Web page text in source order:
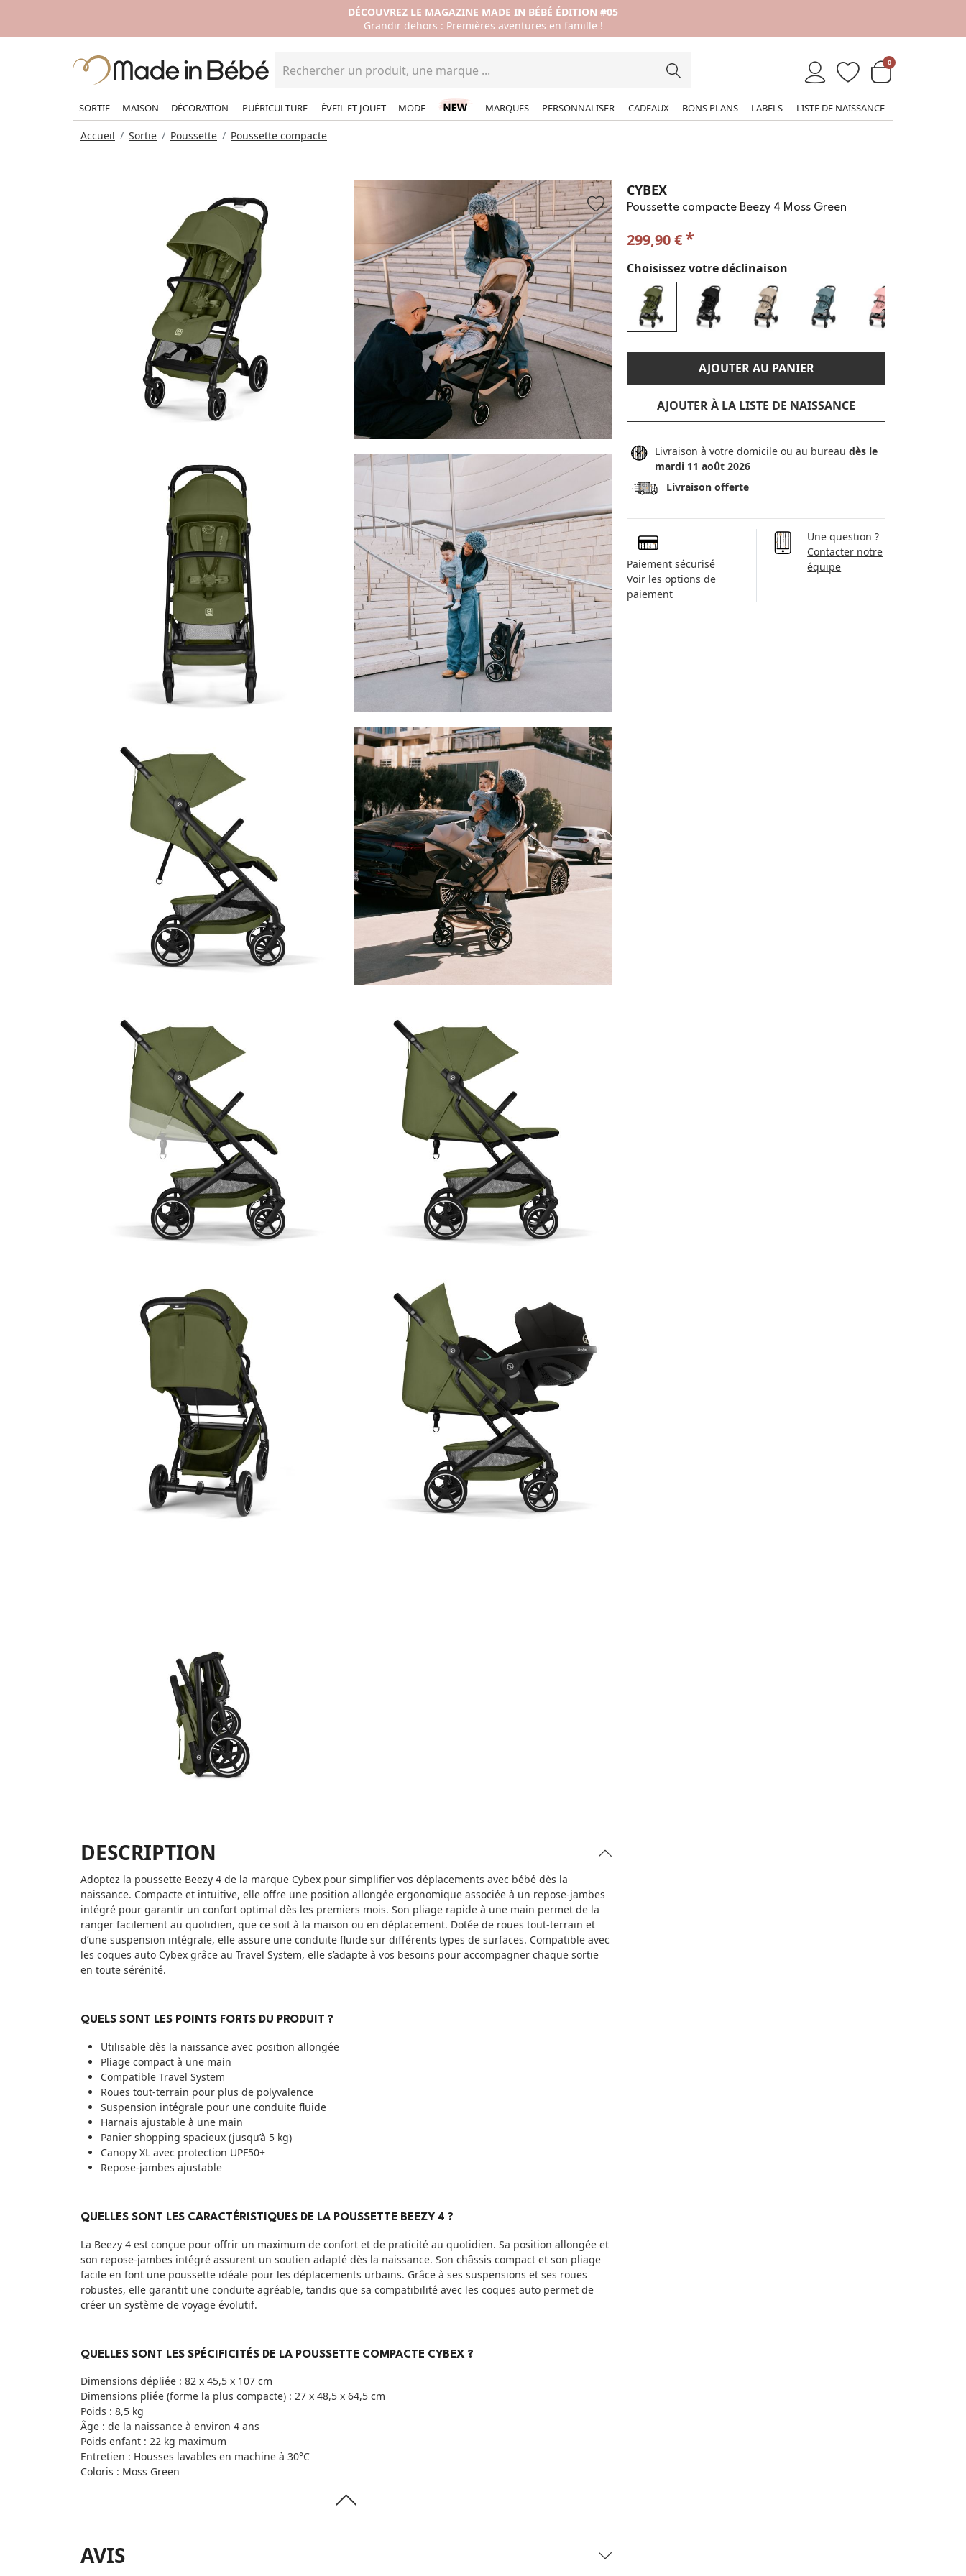
DÉCOUVREZ LE MAGAZINE MADE IN BÉBÉ ÉDITION #05
Grandir dehors : Premières aventures en famille !
0
SORTIE MAISON DÉCORATION PUÉRICULTURE ÉVEIL ET JOUET MODE MARQUES PERSONNALISER CADEAUX BONS PLANS LABELS LISTE DE NAISSANCE
Accueil Sortie Poussette Poussette compacte
CYBEX
Poussette compacte Beezy 4 Moss Green
299,90 €*
Choisissez votre déclinaison
AJOUTER AU PANIER
AJOUTER À LA LISTE DE NAISSANCE
Livraison à votre domicile ou au bureau dès le
mardi 11 août 2026
Livraison offerte
Paiement sécurisé
Voir les options de
paiement
Une question ?
Contacter notre
équipe
DESCRIPTION
Adoptez la poussette Beezy 4 de la marque Cybex pour simplifier vos déplacements avec bébé dès la
naissance. Compacte et intuitive, elle offre une position allongée ergonomique associée à un repose-jambes
intégré pour garantir un confort optimal dès les premiers mois. Son pliage rapide à une main permet de la
ranger facilement au quotidien, que ce soit à la maison ou en déplacement. Dotée de roues tout-terrain et
d’une suspension intégrale, elle assure une conduite fluide sur différents types de surfaces. Compatible avec
les coques auto Cybex grâce au Travel System, elle s’adapte à vos besoins pour accompagner chaque sortie
en toute sérénité.
QUELS SONT LES POINTS FORTS DU PRODUIT ?
Utilisable dès la naissance avec position allongée
Pliage compact à une main
Compatible Travel System
Roues tout-terrain pour plus de polyvalence
Suspension intégrale pour une conduite fluide
Harnais ajustable à une main
Panier shopping spacieux (jusqu’à 5 kg)
Canopy XL avec protection UPF50+
Repose-jambes ajustable
QUELLES SONT LES CARACTÉRISTIQUES DE LA POUSSETTE BEEZY 4 ?
La Beezy 4 est conçue pour offrir un maximum de confort et de praticité au quotidien. Sa position allongée et
son repose-jambes intégré assurent un soutien adapté dès la naissance. Son châssis compact et son pliage
facile en font une poussette idéale pour les déplacements urbains. Grâce à ses suspensions et ses roues
robustes, elle garantit une conduite agréable, tandis que sa compatibilité avec les coques auto permet de
créer un système de voyage évolutif.
QUELLES SONT LES SPÉCIFICITÉS DE LA POUSSETTE COMPACTE CYBEX ?
Dimensions dépliée : 82 x 45,5 x 107 cm
Dimensions pliée (forme la plus compacte) : 27 x 48,5 x 64,5 cm
Poids : 8,5 kg
Âge : de la naissance à environ 4 ans
Poids enfant : 22 kg maximum
Entretien : Housses lavables en machine à 30°C
Coloris : Moss Green
AVIS